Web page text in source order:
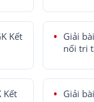
Kết
Giải
nối tri
Kết
Giải